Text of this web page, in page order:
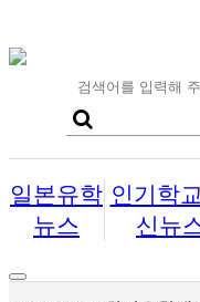
일본유학
뉴스
인기학
신뉴
Toggle